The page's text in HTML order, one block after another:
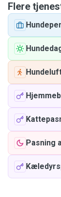
Flere
Pasning